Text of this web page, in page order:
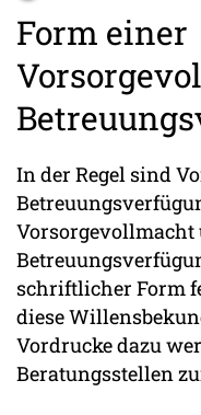
Form einer
In der Regel sind
Vorsorgevollmacht
schriftlicher Form
diese
Vordrucke dazu
Beratungsstellen